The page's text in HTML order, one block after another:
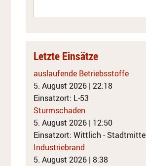
Letzte Einsätze
auslaufende Betriebsstoffe
5. August 2026 | 22:18
Einsatzort: L-53
Sturmschaden
5. August 2026 | 12:50
Einsatzort: Wittlich - Stadtmitte
Industriebrand
5. August 2026 | 8:38